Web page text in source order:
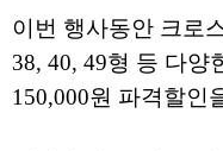
이번 행사동안 크로
38, 40, 49형 등 다양
150,000원 파격할인